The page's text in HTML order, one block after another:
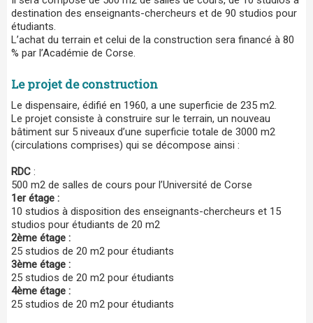
destination des enseignants-chercheurs et de 90 studios pour
étudiants.
L’achat du terrain et celui de la construction sera financé à 80
% par l’Académie de Corse.
Le projet de construction
Le dispensaire, édifié en 1960, a une superficie de 235 m2.
Le projet consiste à construire sur le terrain, un nouveau
bâtiment sur 5 niveaux d’une superficie totale de 3000 m2
(circulations comprises) qui se décompose ainsi :
RDC :
500 m2 de salles de cours pour l’Université de Corse
1er étage :
10 studios à disposition des enseignants-chercheurs et 15
studios pour étudiants de 20 m2
2ème étage :
25 studios de 20 m2 pour étudiants
3ème étage :
25 studios de 20 m2 pour étudiants
4ème étage :
25 studios de 20 m2 pour étudiants